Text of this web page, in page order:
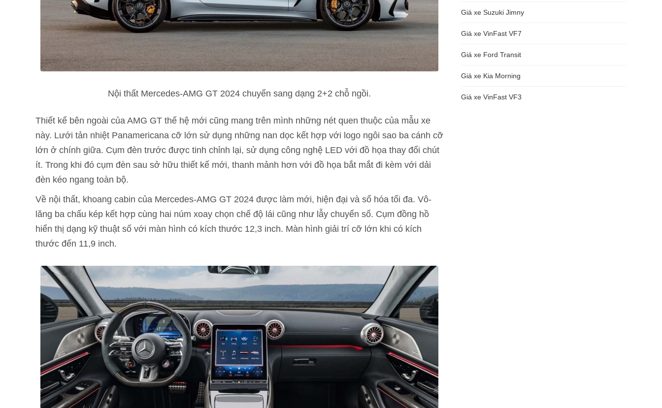
Nội thất Mercedes-AMG GT 2024 chuyển sang dạng 2+2 chỗ ngồi.
Thiết kế bên ngoài của AMG GT thế hệ mới cũng mang trên mình những nét quen thuộc của mẫu xe
này. Lưới tản nhiệt Panamericana cỡ lớn sử dụng những nan dọc kết hợp với logo ngôi sao ba cánh cỡ
lớn ở chính giữa. Cụm đèn trước được tinh chỉnh lại, sử dụng công nghệ LED với đồ họa thay đổi chút
ít. Trong khi đó cụm đèn sau sở hữu thiết kế mới, thanh mảnh hơn với đồ họa bắt mắt đi kèm với dải
đèn kéo ngang toàn bộ.
Về nội thất, khoang cabin của Mercedes-AMG GT 2024 được làm mới, hiện đại và số hóa tối đa. Vô-
lăng ba chấu kép kết hợp cùng hai núm xoay chọn chế độ lái cũng như lẫy chuyển số. Cụm đồng hồ
hiển thị dạng kỹ thuật số với màn hình có kích thước 12,3 inch. Màn hình giải trí cỡ lớn khi có kích
thước đến 11,9 inch.
Giá xe Suzuki Jimny
Giá xe VinFast VF7
Giá xe Ford Transit
Giá xe Kia Morning
Giá xe VinFast VF3